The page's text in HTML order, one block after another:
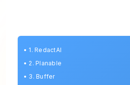
• 1. RedactAI
• 2. Planable
• 3. Buffer